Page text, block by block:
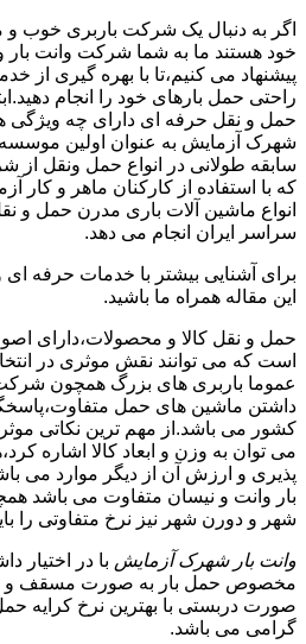
اگر به دنبال یک شرکت باربری خوب
خود هستند ما به شما شرکت وانت بار
پیشنهاد می کنیم،تا با بهره گیری از
راحتی حمل بارهای خود را انجام
حمل و نقل حرفه ای دارای چه ویژگی
شهرک آزمایش به عنوان اولین موسسه
سابقه طولانی در انواع حمل ونقل از
که با استفاده از کارکنان ماهر و کار
انواع ماشین آلات باری مدرن حمل و
سراسر ایران انجام می دهد.
برای آشنایی بیشتر با خدمات حرفه
این مقاله همراه ما باشید.
حمل و نقل کالا و محصولات،دارای
است که می توانند نقش موثری در
عموما باربری های بزرگ همچون
داشتن ماشین های حمل
کشور می باشد.از مهم ترین نکاتی
می توان به وزن و ابعاد کالا اشاره
پذیری و ارزش آن از دیگر موارد می
بار وانت و نیسان متفاوت می باشد
شهر و دورن شهر نیز نرخ متفاوتی را
وانت بار شهرک آزمایش با در اختیار
مخصوص حمل بار به صورت مسقف و رو
صورت دربستی با بهترین نرخ کرایه
گرامی می باشد.